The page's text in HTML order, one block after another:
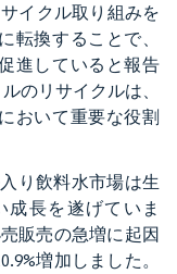
イクル取り組みを
転換することで、
進していると報告
のリサイクルは、
おいて重要な役割
り飲料水市場は生
成長を遂げていま
販売の急増に起因
増加しました。